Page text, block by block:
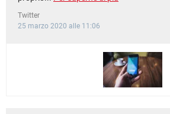
Twitter
25 marzo 2020 alle 11:06